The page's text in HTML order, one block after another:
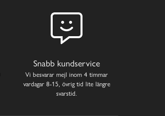
Snabb kundservice
Vi besvarar mejl inom 4 timmar
vardagar 8-15, övrig tid lite längre
svarstid.